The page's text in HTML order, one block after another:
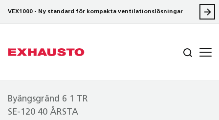
VEX1000 - Ny standard för kompakta ventilationslösningar
Byängsgränd 6 1 TR
SE-120 40 ÅRSTA